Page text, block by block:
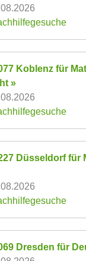
Koblenz für
»
Düsseldorf für
Dresden für